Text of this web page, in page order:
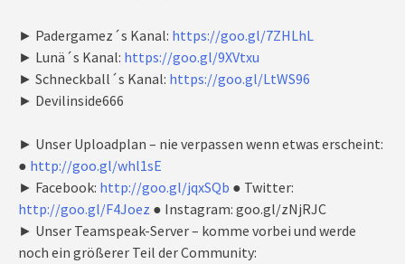
► Padergamez´s Kanal: https://goo.gl/7ZHLhL
► Lunä´s Kanal: https://goo.gl/9XVtxu
► Schneckball´s Kanal: https://goo.gl/LtWS96
► Devilinside666
► Unser Uploadplan – nie verpassen wenn etwas erscheint:
● http://goo.gl/whl1sE
► Facebook: http://goo.gl/jqxSQb ● Twitter:
http://goo.gl/F4Joez ● Instagram: goo.gl/zNjRJC
► Unser Teamspeak-Server – komme vorbei und werde
noch ein größerer Teil der Community: